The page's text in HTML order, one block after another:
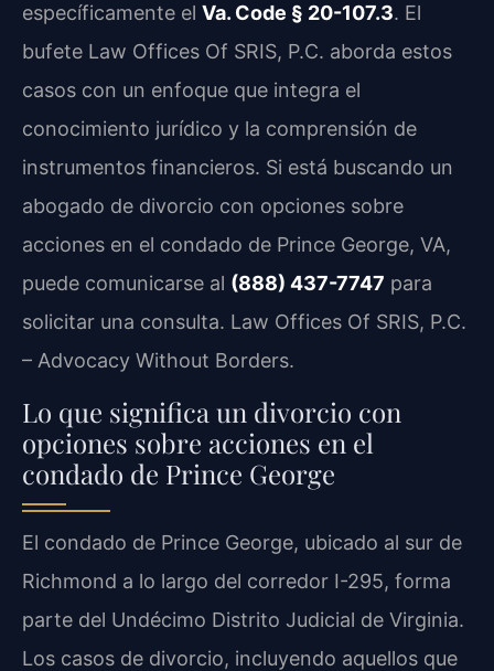
específicamente el Va. Code § 20-107.3. El
bufete Law Offices Of SRIS, P.C. aborda estos
casos con un enfoque que integra el
conocimiento jurídico y la comprensión de
instrumentos financieros. Si está buscando un
abogado de divorcio con opciones sobre
acciones en el condado de Prince George, VA,
puede comunicarse al (888) 437-7747 para
solicitar una consulta. Law Offices Of SRIS, P.C.
– Advocacy Without Borders.
Lo que significa un divorcio con
opciones sobre acciones en el
condado de Prince George
El condado de Prince George, ubicado al sur de
Richmond a lo largo del corredor I-295, forma
parte del Undécimo Distrito Judicial de Virginia.
Los casos de divorcio, incluyendo aquellos que